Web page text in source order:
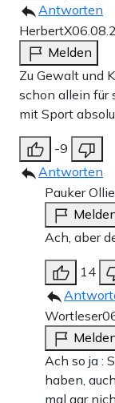
Antworten
HerbertX
Melden
Zu Gewalt und
schon allein für
mit Sport
-9
Antworten
Pauker Ollie
Ach, aber
14
Wortleser
Ach so ja :
haben,
mal gar